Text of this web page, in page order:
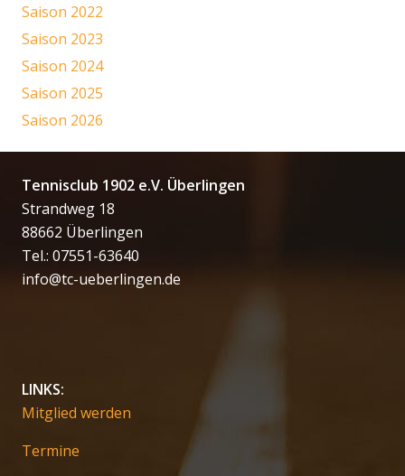
Saison 2022
Saison 2023
Saison 2024
Saison 2025
Saison 2026
Tennisclub 1902 e.V. Überlingen
Strandweg 18
88662 Überlingen
Tel.: 07551-63640
info@tc-ueberlingen.de
LINKS:
Mitglied werden
Termine